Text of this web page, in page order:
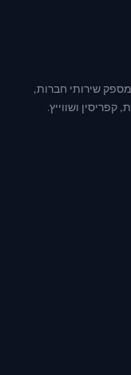
שירותי חברות,
קפריסין ושווייץ.